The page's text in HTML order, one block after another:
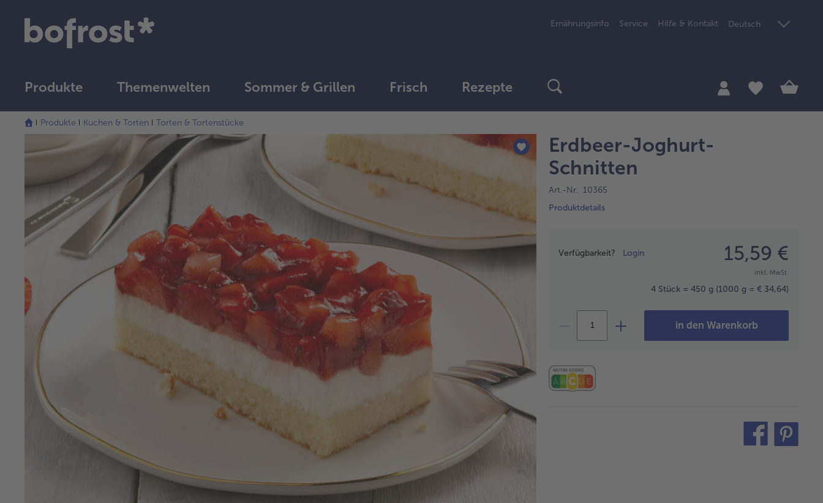
Ernährungsinfo Service Hilfe & Kontakt Deutsch
Produkte Themenwelten Sommer & Grillen Frisch Rezepte
Produkte Kuchen & Torten Torten & Tortenstücke
Erdbeer-Joghurt-
Schnitten
Art.-Nr. 10365
Produktdetails
Verfügbarkeit? Login 15,59 €
inkl. MwSt.
4 Stück = 450 g (1000 g = € 34,64)
in den Warenkorb
teilen